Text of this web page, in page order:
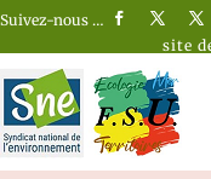
Suivez-nous …
site